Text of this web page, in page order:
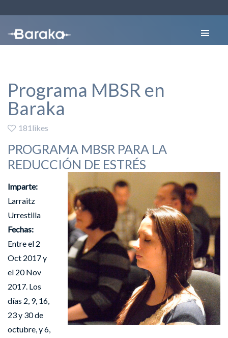
Programa MBSR en
Baraka
181likes
PROGRAMA MBSR PARA LA
REDUCCIÓN DE ESTRÉS
Imparte:
Larraitz
Urrestilla
Fechas:
Entre el 2
Oct 2017 y
el 20 Nov
2017. Los
días 2, 9, 16,
23 y 30 de
octubre, y 6,